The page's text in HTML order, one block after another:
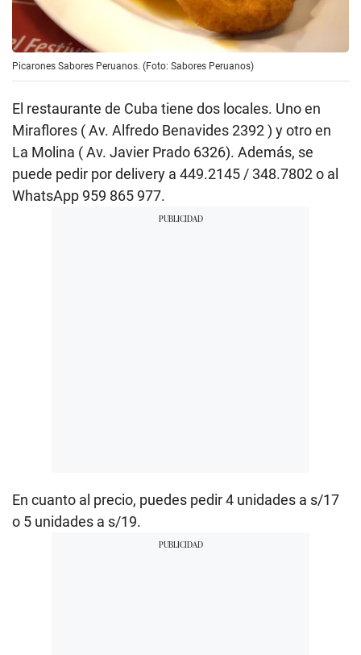
Picarones Sabores Peruanos. (Foto: Sabores Peruanos)
El restaurante de Cuba tiene dos locales. Uno en
Miraflores ( Av. Alfredo Benavides 2392 ) y otro en
La Molina ( Av. Javier Prado 6326). Además, se
puede pedir por delivery a 449.2145 / 348.7802 o al
WhatsApp 959 865 977.
En cuanto al precio, puedes pedir 4 unidades a s/17
o 5 unidades a s/19.